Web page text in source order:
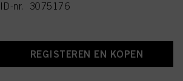
ID-nr. 3075176
REGISTEREN EN KOPEN